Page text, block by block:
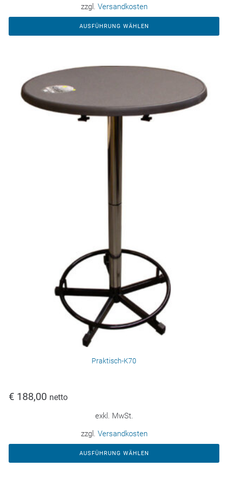
zzgl. Versandkosten
AUSFÜHRUNG WÄHLEN
Praktisch-K70
€ 188,00 netto
exkl. MwSt.
zzgl. Versandkosten
AUSFÜHRUNG WÄHLEN